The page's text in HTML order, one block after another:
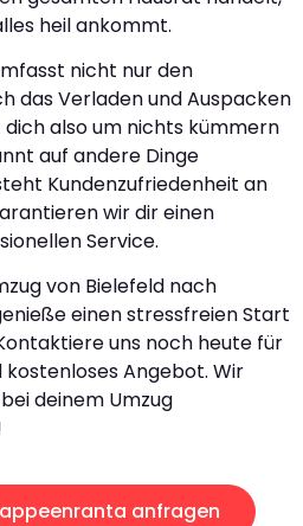
heil ankommt.
nicht nur den
das Verladen und Auspacken
dich also um nichts kümmern
auf andere Dinge
Kundenzufriedenheit an
wir dir einen
Service.
von Bielefeld nach
einen stressfreien Start
uns noch heute für
Angebot. Wir
deinem Umzug
anfragen